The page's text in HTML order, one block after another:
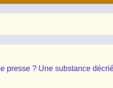
presse ? Une substance